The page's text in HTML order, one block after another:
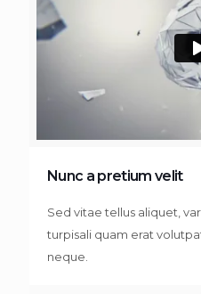
Nunc a pretium velit
Sed vitae tellus aliquet,
turpisali quam erat
neque.